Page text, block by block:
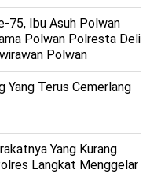
75, Ibu Asuh Polwan
Polwan Polresta Deli
Polwan
Yang Terus Cemerlang
Yang Kurang
Langkat Menggelar